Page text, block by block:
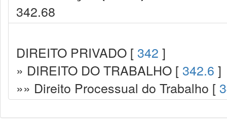
342.68
DIREITO PRIVADO [ 342 ]
» DIREITO DO TRABALHO [ 342.6 ]
»» Direito Processual do Trabalho [